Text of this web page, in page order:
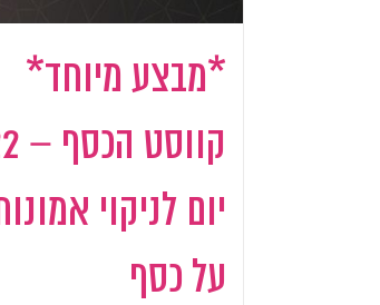
*מבצע מיוחד*
יום לניקוי
על כסף